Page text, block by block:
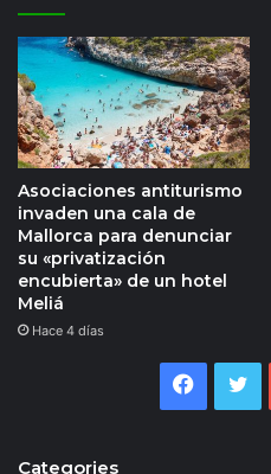
Asociaciones antiturismo
invaden una cala de
Mallorca para denunciar
su «privatización
encubierta» de un hotel
Meliá
Hace 4 días
Categories